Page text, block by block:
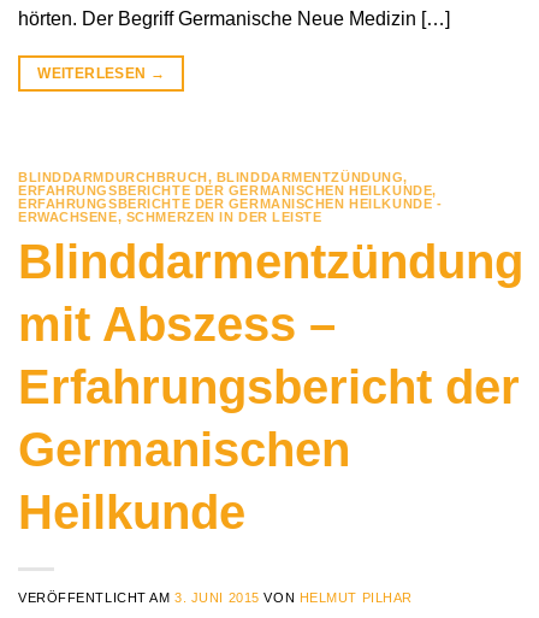
hörten. Der Begriff Germanische Neue Medizin […]
WEITERLESEN →
BLINDDARMDURCHBRUCH, BLINDDARMENTZÜNDUNG,
ERFAHRUNGSBERICHTE DER GERMANISCHEN HEILKUNDE,
ERFAHRUNGSBERICHTE DER GERMANISCHEN HEILKUNDE -
ERWACHSENE, SCHMERZEN IN DER LEISTE
Blinddarmentzündung
mit Abszess –
Erfahrungsbericht der
Germanischen
Heilkunde
VERÖFFENTLICHT AM3. JUNI 2015 VON HELMUT PILHAR